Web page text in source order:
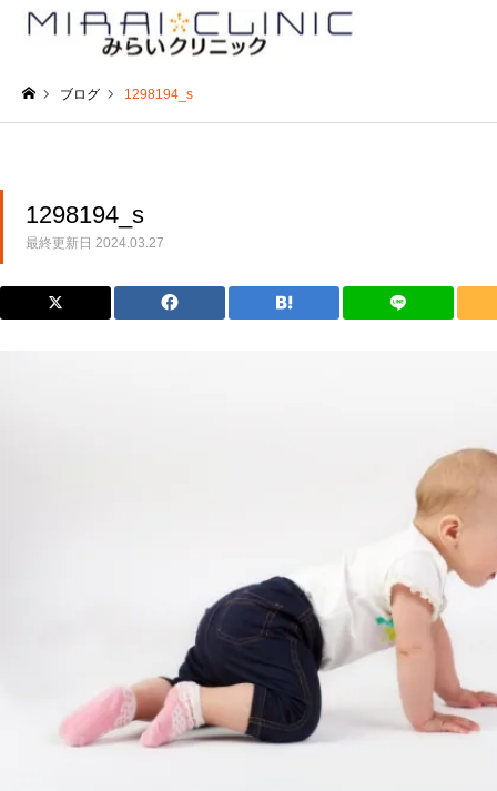
ブログ 1298194_s
1298194_s
最終更新日 2024.03.27